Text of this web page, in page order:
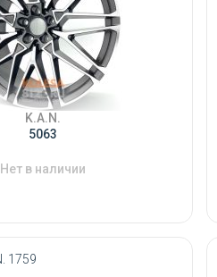
K.A.N.
5063
Нет в наличии